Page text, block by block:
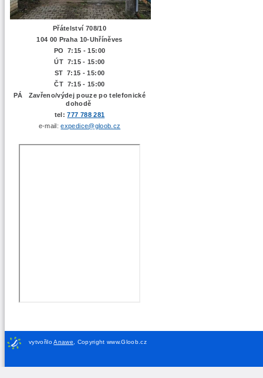
Přátelství 708/10
104 00 Praha 10-Uhříněves
PO 7:15 - 15:00
ÚT 7:15 - 15:00
ST 7:15 - 15:00
ČT 7:15 - 15:00
PÁ Zavřeno/výdej pouze po telefonické
dohodě
tel:777 788 281
e-mail:expedice@gloob.cz
vytvořiloAnawe Copyright www.Gloob.cz